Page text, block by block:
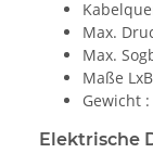
Max.
Max.
Maße
Gewicht :
Elektrische